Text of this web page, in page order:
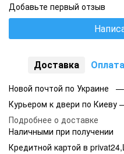
Добавьте первый отзыв
Доставка Оплата
Новой почтой по Украине
Курьером к двери по Киеву
Подробнее о доставке
Наличными при получении
Кредитной картой в